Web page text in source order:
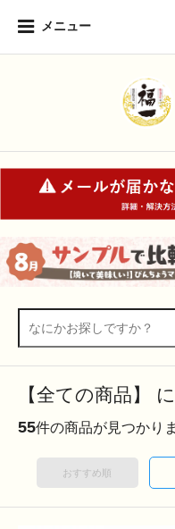
メニュー
【全ての商品】
55件の商品が見つかり
おすすめ順